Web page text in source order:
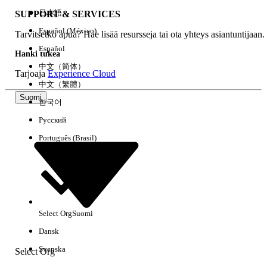
Tyhjennä kaikki Valmis
Tarkista avainsanojesi oikeinkirjoitus.
SUPPORT & SERVICES
Tarvitsetko apua? Hae lisää resursseja tai ota yhteys asiantuntijaan.
Hanki tukea
TarjoajaExperience Cloud
Suomi
Select Org
日本語
Español (México)
Español
中文（简体）
中文（繁體）
한국어
Русский
Português (Brasil)
Select OrgSuomi
Dansk
Svenska